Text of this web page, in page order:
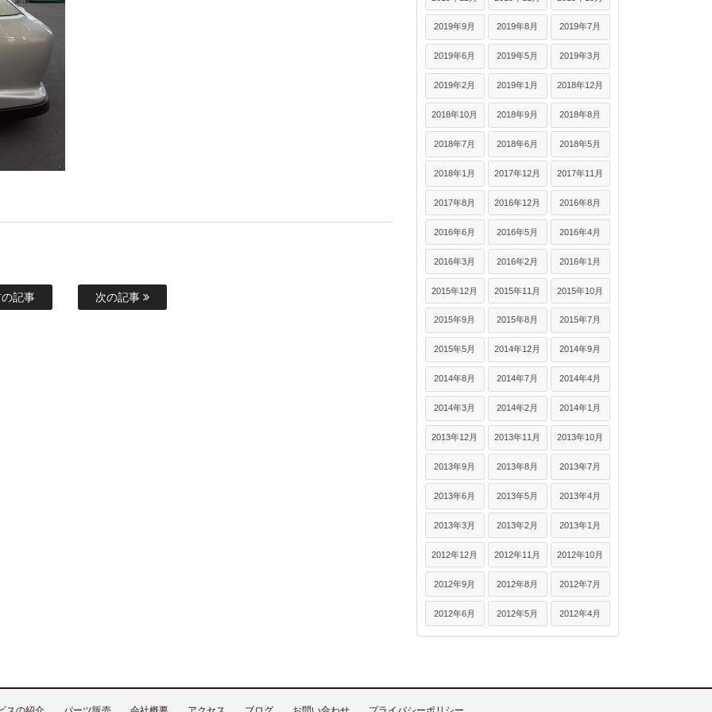
記事 次の記事
2019年9月 2019年8月 2019年7月
2019年6月 2019年5月 2019年3月
2019年2月 2019年1月 2018年12月
2018年10月 2018年9月 2018年8月
2018年7月 2018年6月 2018年5月
2018年1月 2017年12月 2017年11月
2017年8月 2016年12月 2016年8月
2016年6月 2016年5月 2016年4月
2016年3月 2016年2月 2016年1月
2015年12月 2015年11月 2015年10月
2015年9月 2015年8月 2015年7月
2015年5月 2014年12月 2014年9月
2014年8月 2014年7月 2014年4月
2014年3月 2014年2月 2014年1月
2013年12月 2013年11月 2013年10月
2013年9月 2013年8月 2013年7月
2013年6月 2013年5月 2013年4月
2013年3月 2013年2月 2013年1月
2012年12月 2012年11月 2012年10月
2012年9月 2012年8月 2012年7月
2012年6月 2012年5月 2012年4月